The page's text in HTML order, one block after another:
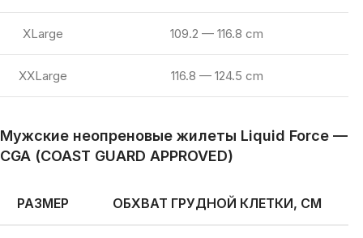
XLarge 109.2 — 116.8 cm
XXLarge 116.8 — 124.5 cm
Мужские неопреновые жилеты Liquid Force —
CGA (COAST GUARD APPROVED)
РАЗМЕР ОБХВАТ ГРУДНОЙ КЛЕТКИ, СМ